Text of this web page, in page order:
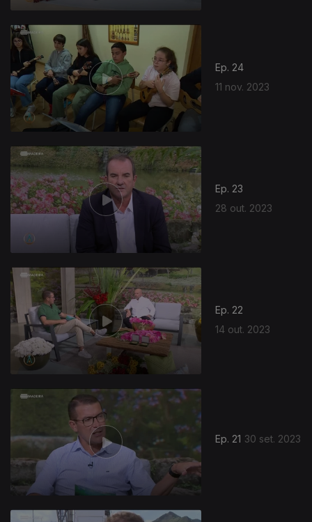
Ep. 24
11 nov. 2023
Ep. 23
28 out. 2023
Ep. 22
14 out. 2023
Ep. 21 30 set. 2023